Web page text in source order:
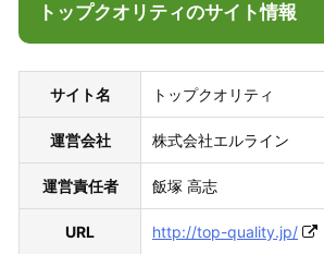
トップクオリティのサイト情報
サイト名 トップクオリティ
運営会社 株式会社エルライン
運営責任者 飯塚 高志
URL http://top-quality.jp/